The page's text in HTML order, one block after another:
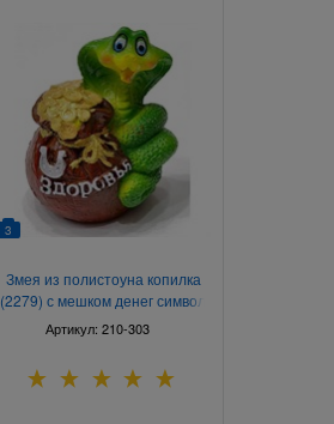
3
Змея из полистоуна копилка
(2279) с мешком денег символ
2025 года
Артикул: 210-303